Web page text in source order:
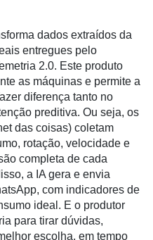
dados extraídos da
entregues pelo
2.0. Este produto
as máquinas e permite a
diferença tanto no
preditiva. Ou seja, os
das coisas) coletam
rotação, velocidade e
completa de cada
a IA gera e envia
com indicadores de
ideal. E o produtor
para tirar dúvidas,
escolha, em tempo